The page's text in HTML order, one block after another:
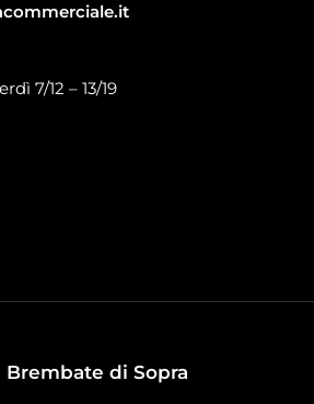
7/12 – 13/19
di Sopra